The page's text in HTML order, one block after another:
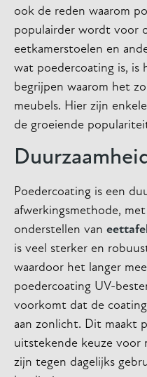
ook de reden waarom
populairder wordt voor
eetkamerstoelen en
wat poedercoating is, is
begrijpen waarom het
meubels. Hier zijn
de groeiende
Poedercoating is een
afwerkingsmethode,
onderstellen van
is veel sterker en
waardoor het langer
poedercoating UV-
voorkomt dat de
aan zonlicht. Dit maakt
uitstekende keuze voor
zijn tegen dagelijks